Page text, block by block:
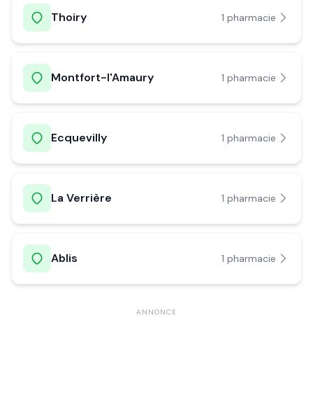
Thoiry 1 pharmacie
Montfort-l'Amaury 1 pharmacie
Ecquevilly 1 pharmacie
La Verrière 1 pharmacie
Ablis 1 pharmacie
ANNONCE